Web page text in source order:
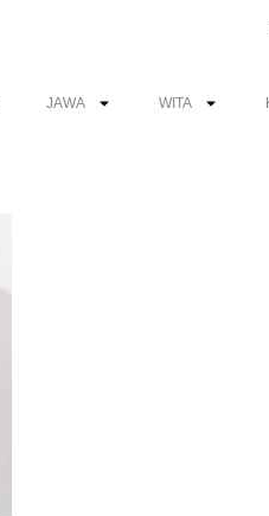
JAWA WITA